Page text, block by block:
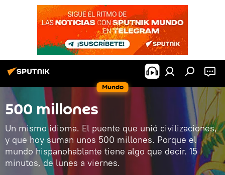
Mundo
500 millones
Un mismo idioma. El puente que unió civilizaciones,
y que hoy suman unos 500 millones. Porque el
mundo hispanohablante tiene algo que decir. 15
minutos, de lunes a viernes.